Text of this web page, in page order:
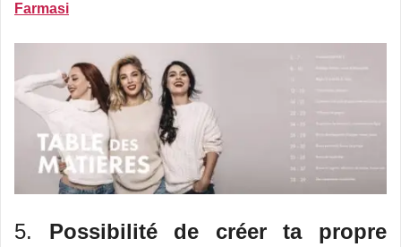
Farmasi
5. Possibilité de créer ta propre